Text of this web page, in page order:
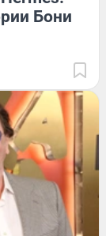
Бони